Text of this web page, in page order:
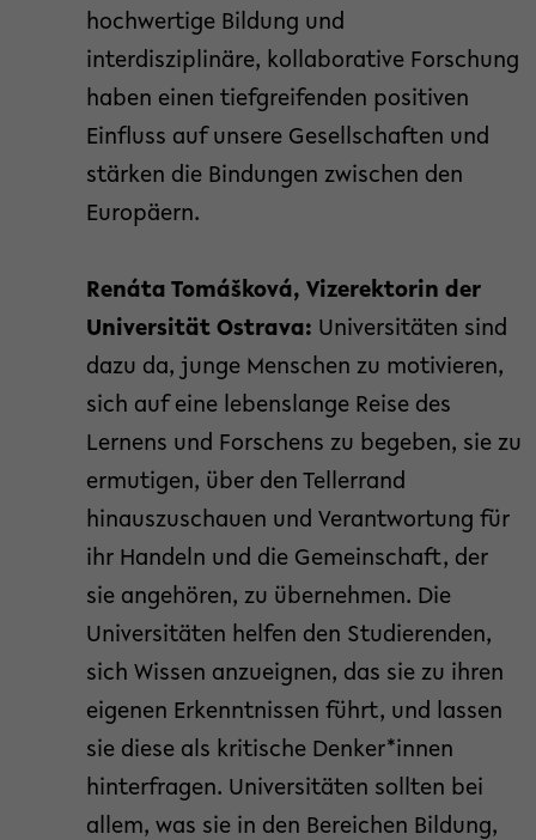
hochwertige Bildung und
interdisziplinäre, kollaborative Forschung
haben einen tiefgreifenden positiven
Einfluss auf unsere Gesellschaften und
stärken die Bindungen zwischen den
Europäern.
Renáta Tomášková, Vizerektorin der
Universität Ostrava: Universitäten sind
dazu da, junge Menschen zu motivieren,
sich auf eine lebenslange Reise des
Lernens und Forschens zu begeben, sie zu
ermutigen, über den Tellerrand
hinauszuschauen und Verantwortung für
ihr Handeln und die Gemeinschaft, der
sie angehören, zu übernehmen. Die
Universitäten helfen den Studierenden,
sich Wissen anzueignen, das sie zu ihren
eigenen Erkenntnissen führt, und lassen
sie diese als kritische Denker*innen
hinterfragen. Universitäten sollten bei
allem, was sie in den Bereichen Bildung,